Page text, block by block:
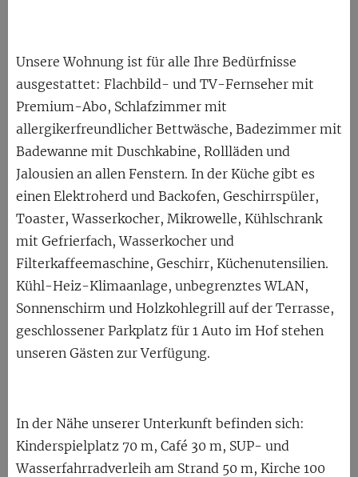
Unsere Wohnung ist für alle Ihre Bedürfnisse
ausgestattet: Flachbild- und TV-Fernseher mit
Premium-Abo, Schlafzimmer mit
allergikerfreundlicher Bettwäsche, Badezimmer mit
Badewanne mit Duschkabine, Rollläden und
Jalousien an allen Fenstern. In der Küche gibt es
einen Elektroherd und Backofen, Geschirrspüler,
Toaster, Wasserkocher, Mikrowelle, Kühlschrank
mit Gefrierfach, Wasserkocher und
Filterkaffeemaschine, Geschirr, Küchenutensilien.
Kühl-Heiz-Klimaanlage, unbegrenztes WLAN,
Sonnenschirm und Holzkohlegrill auf der Terrasse,
geschlossener Parkplatz für 1 Auto im Hof ​​stehen
unseren Gästen zur Verfügung.
In der Nähe unserer Unterkunft befinden sich:
Kinderspielplatz 70 m, Café 30 m, SUP- und
Wasserfahrradverleih am Strand 50 m, Kirche 100